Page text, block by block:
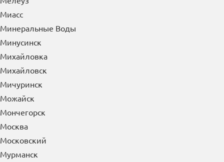
Магадан
Магнитогорск
Майкоп
Махачкала
Междуреченск
Мелеуз
Миасс
Минеральные Воды
Минусинск
Михайловка
Михайловск